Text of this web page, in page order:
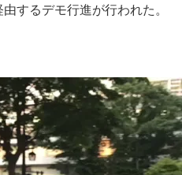
するデモ行進が行われた。